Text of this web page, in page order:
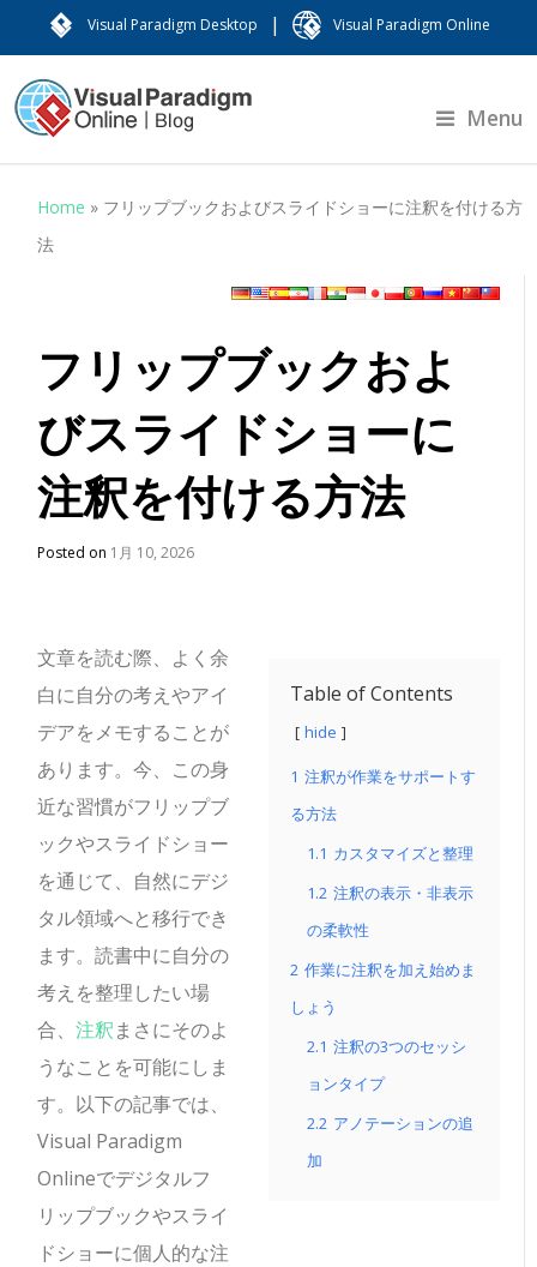
Visual Paradigm Desktop | Visual Paradigm Online
Menu
Home » フリップブックおよびスライドショーに注釈を付ける方
法
フリップブックおよ
びスライドショーに
注釈を付ける方法
Posted on 1月 10, 2026
Table of Contents
hide
1 注釈が作業をサポートす
る方法
1.1 カスタマイズと整理
1.2 注釈の表示・非表示
の柔軟性
2 作業に注釈を加え始めま
しょう
2.1 注釈の3つのセッシ
ョンタイプ
2.2 アノテーションの追
加
文章を読む際、よく余
白に自分の考えやアイ
デアをメモすることが
あります。今、この身
近な習慣がフリップブ
ックやスライドショー
を通じて、自然にデジ
タル領域へと移行でき
ます。読書中に自分の
考えを整理したい場
合、注釈まさにそのよ
うなことを可能にしま
す。以下の記事では、
Visual Paradigm
Onlineでデジタルフ
リップブックやスライ
ドショーに個人的な注